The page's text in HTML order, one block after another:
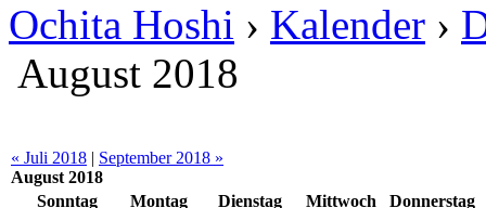
Ochita Hoshi › Kalender ›
August 2018
« Juli 2018 | September 2018 »
August 2018
Sonntag
Montag Dienstag Mittwoch Donnerstag